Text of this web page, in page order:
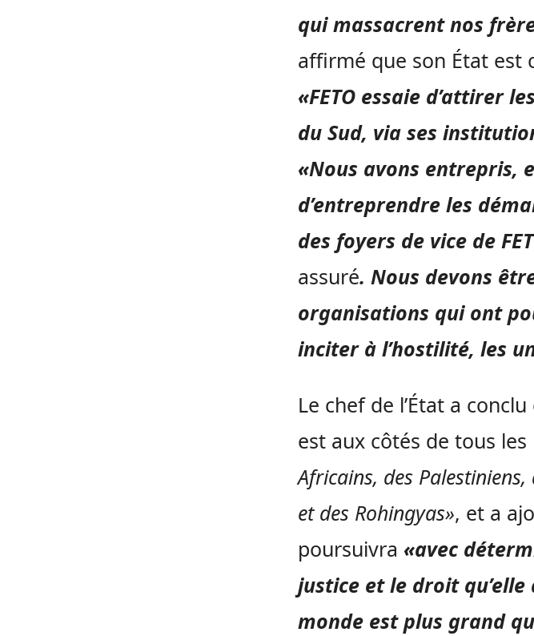
qui massacrent nos
affirmé que son État est
«FETO essaie d’attirer
du Sud, via ses
«Nous avons entrepris,
d’entreprendre les
des foyers de vice de
assuré. Nous devons
organisations qui ont
inciter à l’hostilité, les
Le chef de l’État a
est aux côtés de tous
Africains, des
et des Rohingyas», et a
poursuivra «avec
justice et le droit qu’elle
monde est plus grand